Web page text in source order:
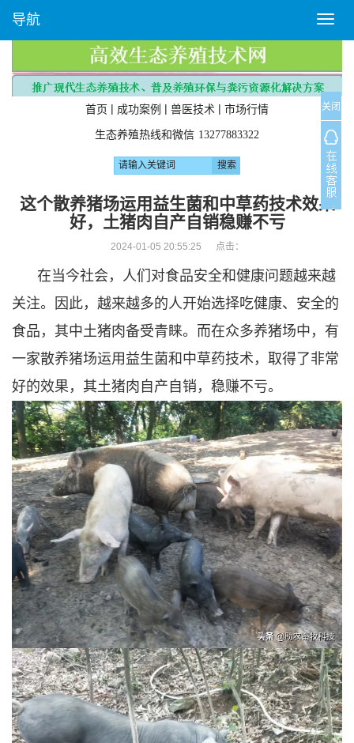
T
o
g
l
e
n
a
v
i
g
a
n
导航
首页 | 成功案例 | 兽医技术 | 市场行情
生态养殖热线和微信 13277883322
这个散养猪场运用益生菌和中草药技术效果
好，土猪肉自产自销稳赚不亏
2024-01-05 20:55:25 点击：
在当今社会，人们对食品安全和健康问题越来越
关注。因此，越来越多的人开始选择吃健康、安全的
食品，其中土猪肉备受青睐。而在众多养猪场中，有
一家散养猪场运用益生菌和中草药技术，取得了非常
好的效果，其土猪肉自产自销，稳赚不亏。
关闭